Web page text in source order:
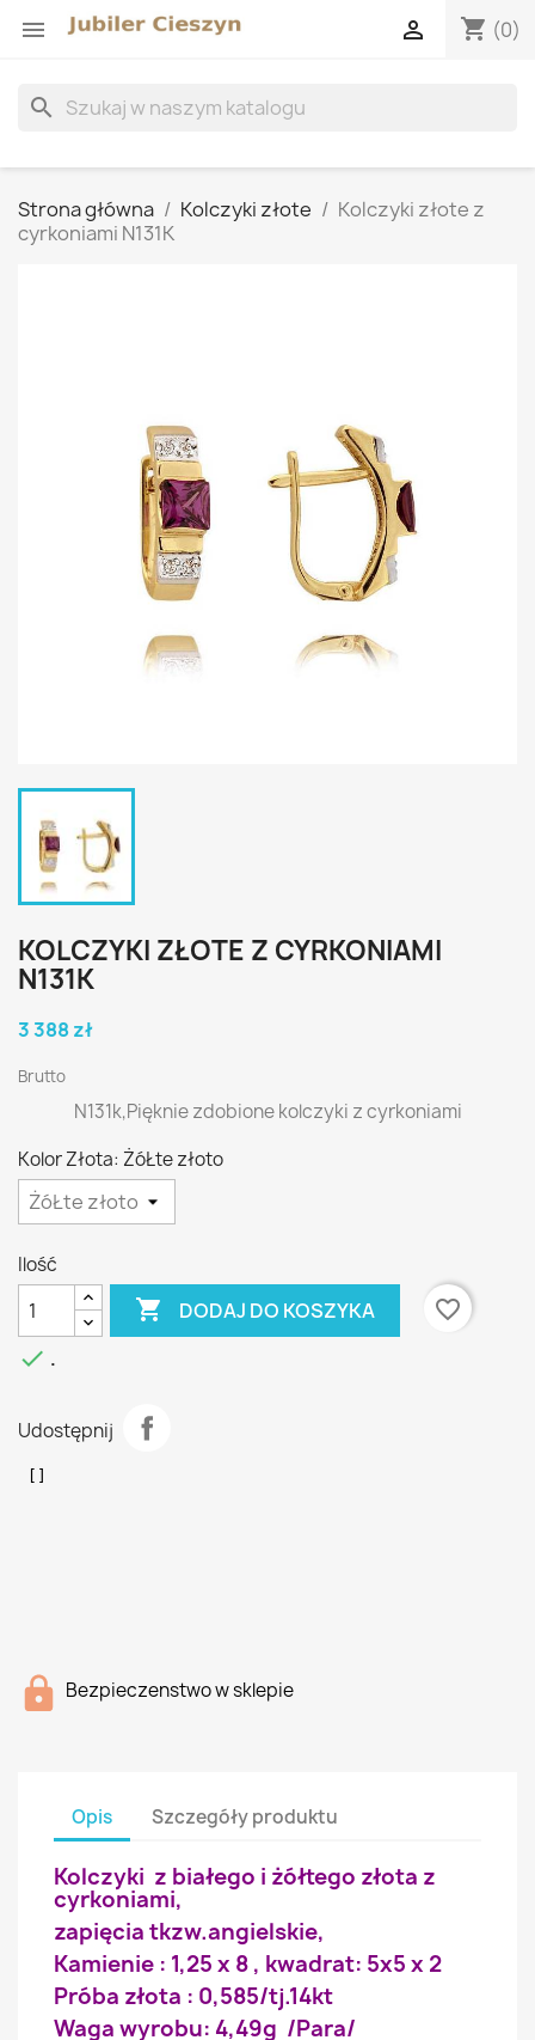
 shopping_cart (0)

search
Strona główna Kolczyki złote
Kolczyki złote z
cyrkoniami N131K
KOLCZYKI ZŁOTE Z CYRKONIAMI
N131K
3 388 zł
Brutto
N131k,Pięknie zdobione kolczyki z cyrkoniami
Kolor Złota: ŻóŁte złoto
Ilość
 DODAJ DO KOSZYKA
favorite_border
 .
Udostępnij
Bezpieczenstwo w sklepie
Opis Szczegóły produktu
Kolczyki z białego i żółtego złota z
cyrkoniami,
zapięcia tkzw.angielskie,
Kamienie : 1,25 x 8 , kwadrat: 5x5 x 2
Próba złota : 0,585/tj.14kt
Waga wyrobu: 4,49g /Para/